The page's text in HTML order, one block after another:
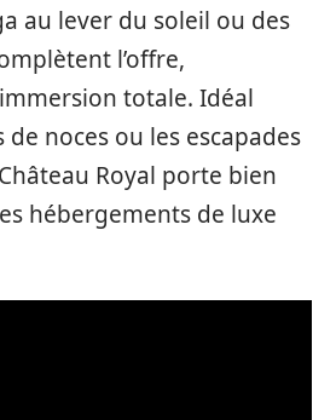
au lever du soleil ou des
l’offre,
totale. Idéal
noces ou les escapades
Royal porte bien
hébergements de luxe